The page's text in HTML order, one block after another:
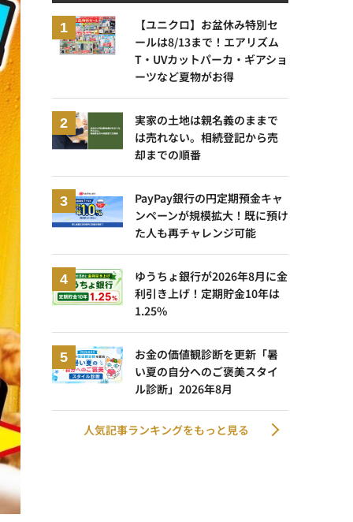
【ユニクロ】お盆休み特別セ
ールは8/13まで！エアリズム
T・UVカットパーカ・ギアショ
ーツなど夏物がお得
実家の土地は親名義のままで
は売れない。相続登記から売
却までの順番
PayPay銀行の円定期預金キャ
ンペーンが規模拡大！既に預け
た人も再チャレンジ可能
ゆうちょ銀行が2026年8月に金
利引き上げ！定期貯金10年は
1.25%
お金の価値観診断を更新「暑
い夏の自分へのご褒美スタイ
ル診断」2026年8月
人気記事ランキングをもっと見る